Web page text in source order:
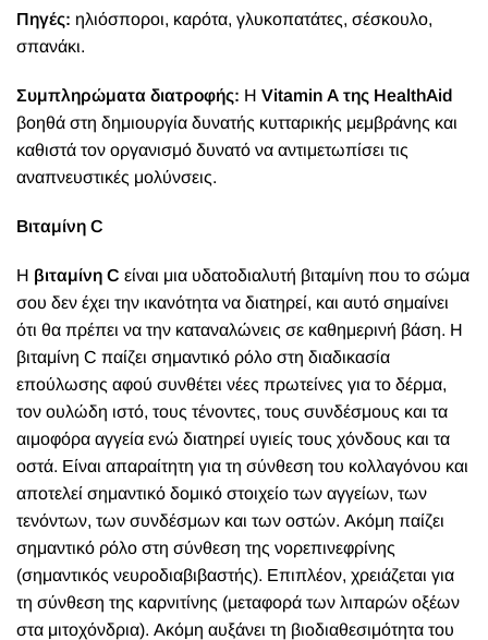
Πηγές: ηλιόσποροι, καρότα, γλυκοπατάτες, σέσκουλο,
σπανάκι.
Συμπληρώματα διατροφής: Η Vitamin Α της HealthAid
βοηθά στη δημιουργία δυνατής κυτταρικής μεμβράνης και
καθιστά τον οργανισμό δυνατό να αντιμετωπίσει τις
αναπνευστικές μολύνσεις.
Βιταμίνη C
Η βιταμίνη C είναι μια υδατοδιαλυτή βιταμίνη που το σώμα
σου δεν έχει την ικανότητα να διατηρεί, και αυτό σημαίνει
ότι θα πρέπει να την καταναλώνεις σε καθημερινή βάση. Η
βιταμίνη C παίζει σημαντικό ρόλο στη διαδικασία
επούλωσης αφού συνθέτει νέες πρωτείνες για το δέρμα,
τον ουλώδη ιστό, τους τένοντες, τους συνδέσμους και τα
αιμοφόρα αγγεία ενώ διατηρεί υγιείς τους χόνδους και τα
οστά. Είναι απαραίτητη για τη σύνθεση του κολλαγόνου και
αποτελεί σημαντικό δομικό στοιχείο των αγγείων, των
τενόντων, των συνδέσμων και των οστών. Ακόμη παίζει
σημαντικό ρόλο στη σύνθεση της νορεπινεφρίνης
(σημαντικός νευροδιαβιβαστής). Επιπλέον, χρειάζεται για
τη σύνθεση της καρνιτίνης (μεταφορά των λιπαρών οξέων
στα μιτοχόνδρια). Ακόμη αυξάνει τη βιοδιαθεσιμότητα του